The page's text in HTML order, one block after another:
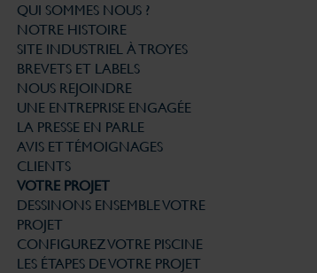
QUI SOMMES NOUS ?
NOTRE HISTOIRE
SITE INDUSTRIEL À TROYES
BREVETS ET LABELS
NOUS REJOINDRE
UNE ENTREPRISE ENGAGÉE
LA PRESSE EN PARLE
AVIS ET TÉMOIGNAGES
CLIENTS
VOTRE PROJET
DESSINONS ENSEMBLE VOTRE
PROJET
CONFIGUREZ VOTRE PISCINE
LES ÉTAPES DE VOTRE PROJET